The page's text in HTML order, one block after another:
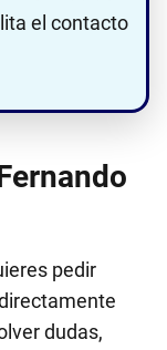
el contacto
pedir
dudas,